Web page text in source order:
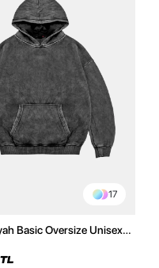
17
Basic Oversize Unisex